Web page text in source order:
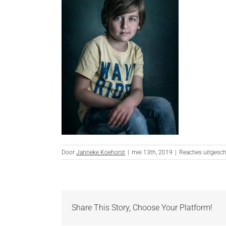
Door Janneke Koehorst mei 13th, 2019 Reacties
Share This Story, Choose Your Platform!